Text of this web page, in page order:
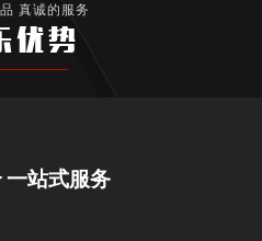
真诚的服务
优势
一站式服务